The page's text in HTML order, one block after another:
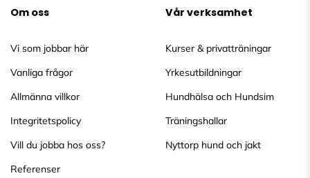
Om oss
Vi som jobbar här
Vanliga frågor
Allmänna villkor
Integritetspolicy
Vill du jobba hos oss?
Referenser
Vår verksamhet
Kurser & privatträningar
Yrkesutbildningar
Hundhälsa och Hundsim
Träningshallar
Nyttorp hund och jakt